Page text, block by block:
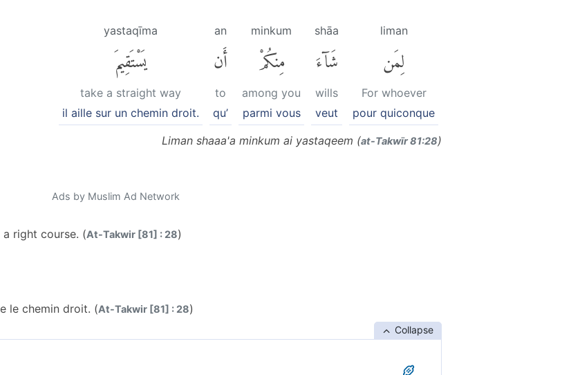
liman
لِمَن
For whoever
pour quiconque
shāa
شَآءَ
wills
veut
minkum
مِنكُمْ
among you
parmi vous
an
أَن
to
qu’
yastaqīma
يَسْتَقِيمَ
take a straight way
il aille sur un chemin droit.
Liman shaaa'a minkum ai yastaqeem (at-Takwīr 81:28)
Ads by Muslim Ad Network
right course. (At-Takwir [81] : 28)
le chemin droit. (At-Takwir [81] : 28)
Collapse